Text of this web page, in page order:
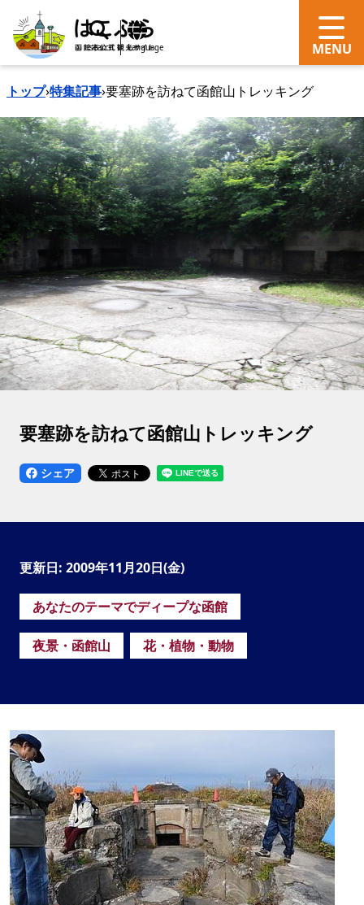
search Language
トップ›特集記事›要塞跡を訪ねて函館山トレッキング
要塞跡を訪ねて函館山トレッキング
シェア
更新日: 2009年11月20日(金)
あなたのテーマでディープな函館
夜景・函館山 花・植物・動物